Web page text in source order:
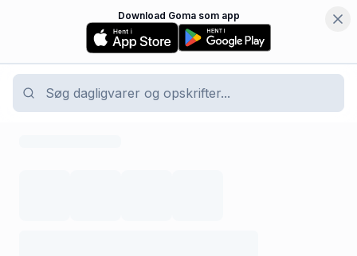
Download Goma som app